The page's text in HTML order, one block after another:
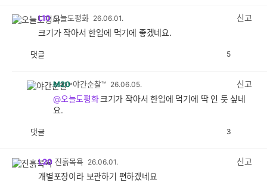
L10 오늘도평화 26.06.01.
신고
크기가 작아서 한입에 먹기에 좋겠네요.
댓글 5
M20 야간순찰™ 26.06.05.
신고
@오늘도평화크기가 작아서 한입에 먹기에 딱 인 듯 싶네
요.
댓글 3
L20 진흙목욕 26.06.01.
신고
개별포장이라 보관하기 편하겠네요